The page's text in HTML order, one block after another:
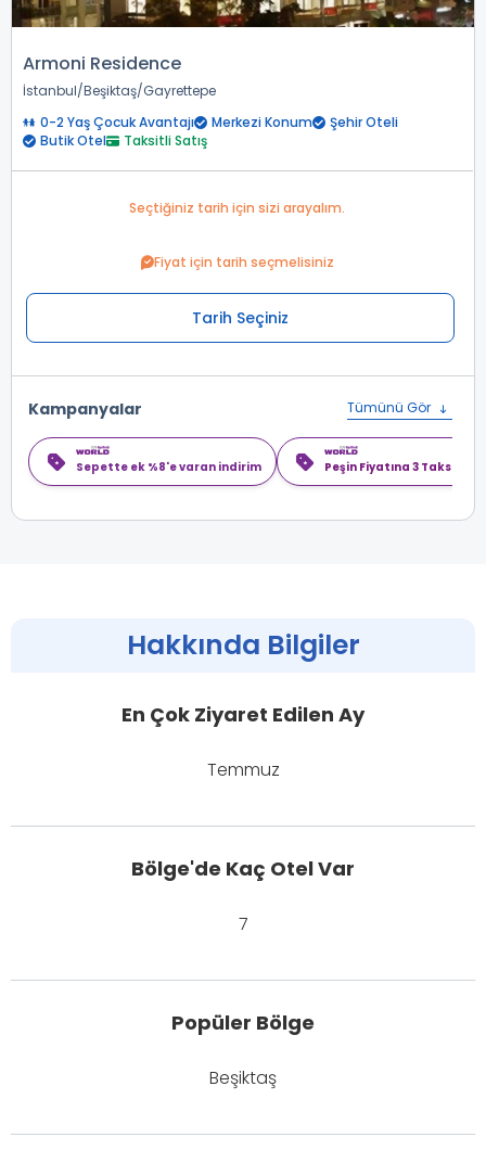
Armoni Residence
İstanbul Beşiktaş Gayrettepe
0-2 Yaş Çocuk Avantajı
Merkezi Konum
Şehir Oteli
Butik Otel
Taksitli Satış
Seçtiğiniz tarih için sizi arayalım.
Fiyat için tarih seçmelisiniz
Tarih Seçiniz
Kampanyalar Tümünü Gör
Sepette ek %8'e varan indirim Peşin Fiyatına 3 Taksit
Hakkında Bilgiler
En Çok Ziyaret Edilen Ay
Temmuz
Bölge'de Kaç Otel Var
7
Popüler Bölge
Beşiktaş